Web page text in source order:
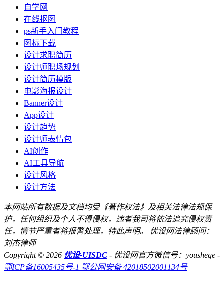
自学网
在线抠图
ps新手入门教程
图标下载
设计求职简历
设计师职场规划
设计简历模版
电影海报设计
Banner设计
App设计
设计趋势
设计师表情包
AI创作
AI工具导航
设计风格
设计方法
本网站所有数据及文档均受《著作权法》及相关法律法规保
护，任何组织及个人不得侵权，违者我司将依法追究侵权责
任，情节严重者将报警处理，特此声明。 优设网法律顾问：
刘杰律师
Copyright © 2026 优设-UISDC - 优设网官方微信号：youshege -
鄂ICP备16005435号-1 鄂公网安备 42018502001134号